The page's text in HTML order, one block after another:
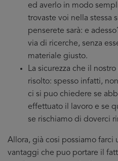
ed averlo in modo
trovaste voi nella stessa
penserete sarà: e
via di ricerche, senza
materiale giusto.
La sicurezza che il
risolto: spesso infatti,
ci si puo chiedere se
effettuato il lavoro e se
se rischiamo di doverci
Allora, già cosi possiamo farci
vantaggi che puo portare il